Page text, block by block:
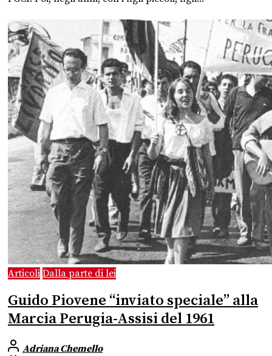
Articoli Dalla parte di lei
Guido Piovene “inviato speciale” alla
Marcia Perugia-Assisi del 1961
Adriana Chemello